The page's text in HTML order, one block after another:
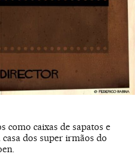
como caixas de sapatos e
dos super irmãos do